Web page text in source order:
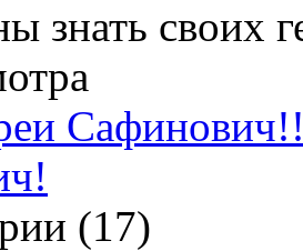
знать своих
(17)